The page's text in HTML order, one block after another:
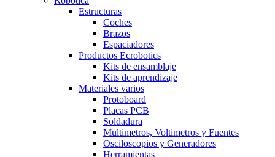
Estructuras
Coches
Brazos
Espaciadores
Productos Ecrobotics
Kits de ensamblaje
Kits de aprendizaje
Materiales varios
Protoboard
Placas PCB
Soldadura
Multimetros, Voltimetros y Fuentes
Osciloscopios y Generadores
Herramientas